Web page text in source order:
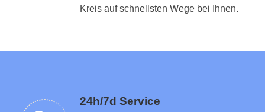
Kreis auf schnellsten Wege bei Ihnen.
24h/7d Service